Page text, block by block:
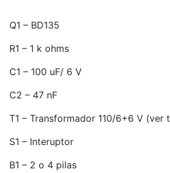
Q1 – BD135
R1 – 1 k ohms
C1 – 100 uF/ 6 V
C2 – 47 nF
T1 – Transformador 110/6+6 V (ver
S1 – Interuptor
B1 – 2 o 4 pilas